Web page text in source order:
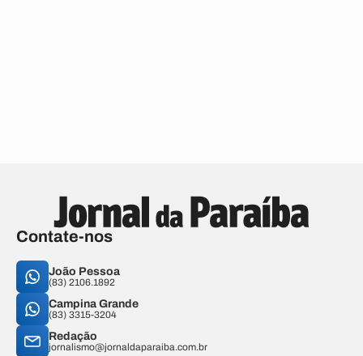
Contate-nos
João Pessoa
(83) 2106.1892
Campina Grande
(83) 3315-3204
Redação
jornalismo@jornaldaparaiba.com.br